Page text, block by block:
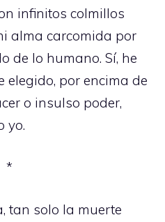
infinitos colmillos
alma carcomida por
de lo humano. Sí, he
elegido, por encima de
o insulso poder,
yo.
*
tan solo la muerte